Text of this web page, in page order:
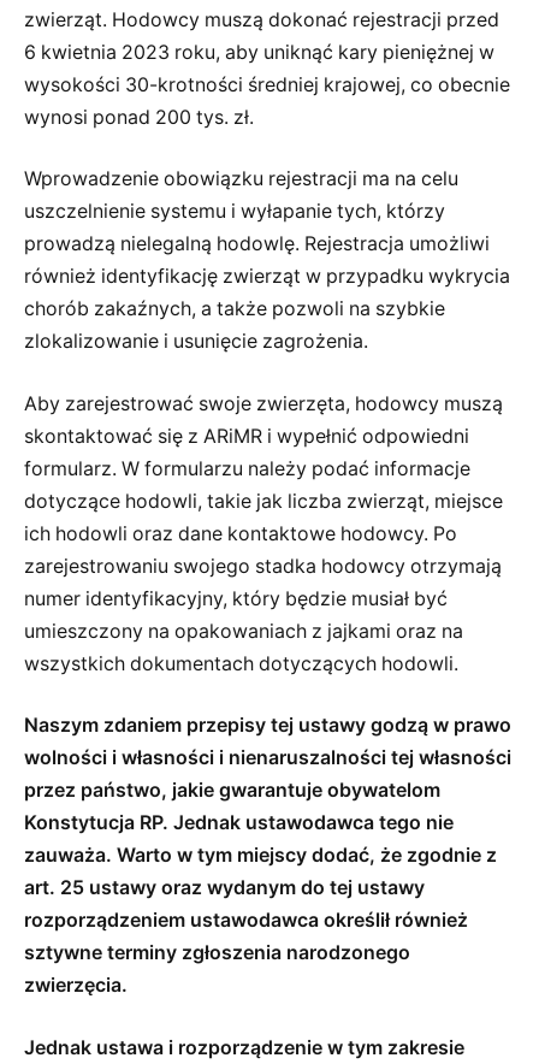
zwierząt. Hodowcy muszą dokonać rejestracji przed
6 kwietnia 2023 roku, aby uniknąć kary pieniężnej w
wysokości 30-krotności średniej krajowej, co obecnie
wynosi ponad 200 tys. zł.
Wprowadzenie obowiązku rejestracji ma na celu
uszczelnienie systemu i wyłapanie tych, którzy
prowadzą nielegalną hodowlę. Rejestracja umożliwi
również identyfikację zwierząt w przypadku wykrycia
chorób zakaźnych, a także pozwoli na szybkie
zlokalizowanie i usunięcie zagrożenia.
Aby zarejestrować swoje zwierzęta, hodowcy muszą
skontaktować się z ARiMR i wypełnić odpowiedni
formularz. W formularzu należy podać informacje
dotyczące hodowli, takie jak liczba zwierząt, miejsce
ich hodowli oraz dane kontaktowe hodowcy. Po
zarejestrowaniu swojego stadka hodowcy otrzymają
numer identyfikacyjny, który będzie musiał być
umieszczony na opakowaniach z jajkami oraz na
wszystkich dokumentach dotyczących hodowli.
Naszym zdaniem przepisy tej ustawy godzą w prawo
wolności i własności i nienaruszalności tej własności
przez państwo, jakie gwarantuje obywatelom
Konstytucja RP. Jednak ustawodawca tego nie
zauważa. Warto w tym miejscy dodać, że zgodnie z
art. 25 ustawy oraz wydanym do tej ustawy
rozporządzeniem ustawodawca określił również
sztywne terminy zgłoszenia narodzonego
zwierzęcia.
Jednak ustawa i rozporządzenie w tym zakresie